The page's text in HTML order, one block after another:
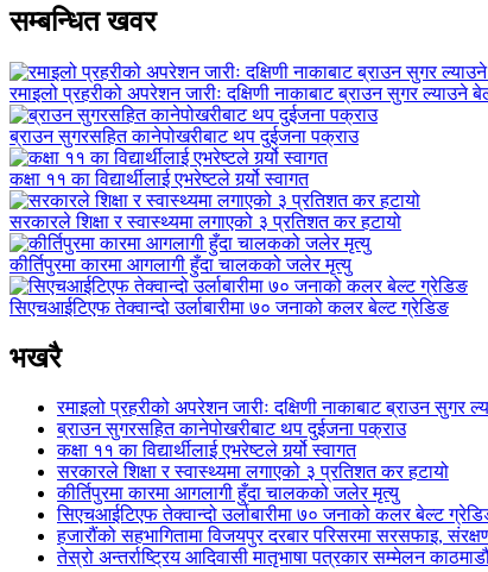
सम्बन्धित खवर
रमाइलो प्रहरीको अपरेशन जारीः दक्षिणी नाकाबाट ब्राउन सुगर ल्याउने
ब्राउन सुगरसहित कानेपोखरीबाट थप दुईजना पक्राउ
कक्षा ११ का विद्यार्थीलाई एभरेष्टले गर्र्यो स्वागत
सरकारले शिक्षा र स्वास्थ्यमा लगाएको ३ प्रतिशत कर हटायो
कीर्तिपुरमा कारमा आगलागी हुँदा चालकको जलेर मृत्यु
सिएचआईटिएफ तेक्वान्दो उर्लाबारीमा ७० जनाको कलर बेल्ट ग्रेडिङ
भखरै
रमाइलो प्रहरीको अपरेशन जारीः दक्षिणी नाकाबाट ब्राउन सुगर
ब्राउन सुगरसहित कानेपोखरीबाट थप दुईजना पक्राउ
कक्षा ११ का विद्यार्थीलाई एभरेष्टले गर्र्यो स्वागत
सरकारले शिक्षा र स्वास्थ्यमा लगाएको ३ प्रतिशत कर हटायो
कीर्तिपुरमा कारमा आगलागी हुँदा चालकको जलेर मृत्यु
सिएचआईटिएफ तेक्वान्दो उर्लाबारीमा ७० जनाको कलर बेल्ट
हजारौंको सहभागितामा विजयपुर दरबार परिसरमा सरसफाइ,
तेस्रो अन्तर्राष्ट्रिय आदिवासी मातृभाषा पत्रकार सम्मेलन